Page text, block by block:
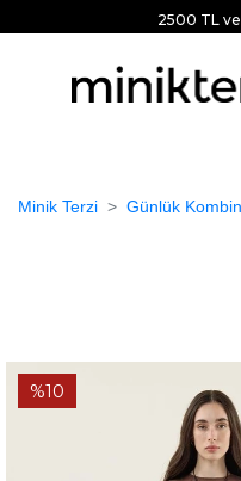
2500 TL ve
Anasayfa GÜNLÜK
Minik Terzi Günlük
%10